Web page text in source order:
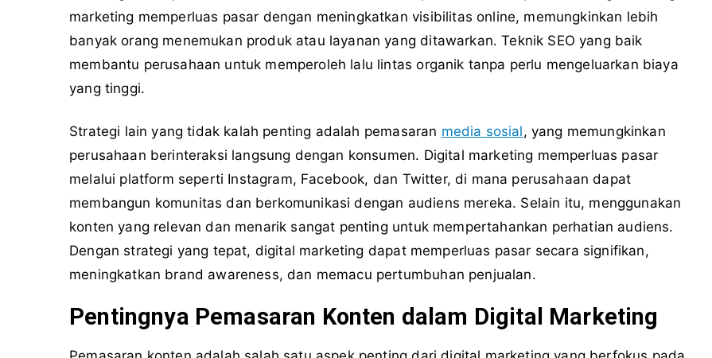
marketing memperluas pasar dengan meningkatkan visibilitas online, memungkinkan lebih
banyak orang menemukan produk atau layanan yang ditawarkan. Teknik SEO yang baik
membantu perusahaan untuk memperoleh lalu lintas organik tanpa perlu mengeluarkan biaya
yang tinggi.
Strategi lain yang tidak kalah penting adalah pemasaran media sosial, yang memungkinkan
perusahaan berinteraksi langsung dengan konsumen. Digital marketing memperluas pasar
melalui platform seperti Instagram, Facebook, dan Twitter, di mana perusahaan dapat
membangun komunitas dan berkomunikasi dengan audiens mereka. Selain itu, menggunakan
konten yang relevan dan menarik sangat penting untuk mempertahankan perhatian audiens.
Dengan strategi yang tepat, digital marketing dapat memperluas pasar secara signifikan,
meningkatkan brand awareness, dan memacu pertumbuhan penjualan.
Pentingnya Pemasaran Konten dalam Digital Marketing